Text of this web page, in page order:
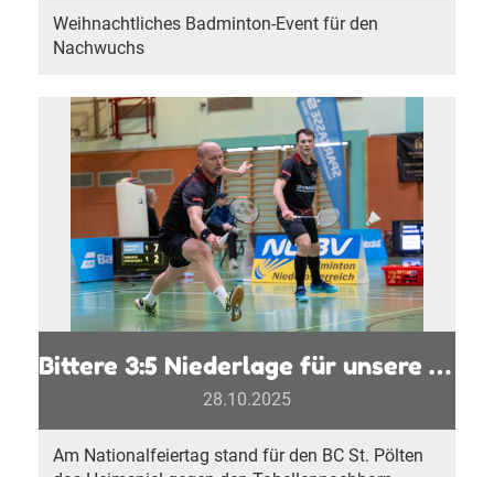
Weihnachtliches Badminton-Event für den
Nachwuchs
Bittere 3:5 Niederlage für unsere Bundesliga Mannschaft
28.10.2025
Am Nationalfeiertag stand für den BC St. Pölten